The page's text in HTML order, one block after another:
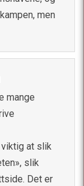
men
mange
at slik
slik
Det er